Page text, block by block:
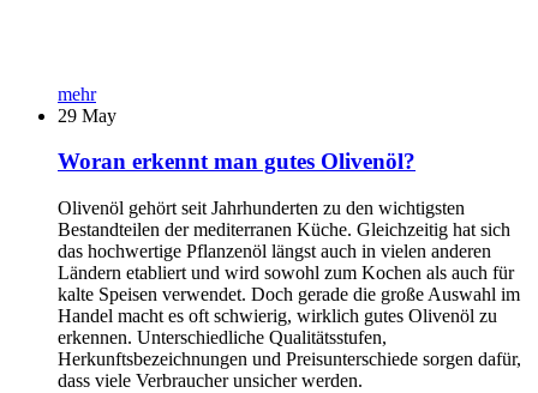
mehr
29 May
Woran erkennt man gutes Olivenöl?
Olivenöl gehört seit Jahrhunderten zu den wichtigsten
Bestandteilen der mediterranen Küche. Gleichzeitig hat sich
das hochwertige Pflanzenöl längst auch in vielen anderen
Ländern etabliert und wird sowohl zum Kochen als auch für
kalte Speisen verwendet. Doch gerade die große Auswahl im
Handel macht es oft schwierig, wirklich gutes Olivenöl zu
erkennen. Unterschiedliche Qualitätsstufen,
Herkunftsbezeichnungen und Preisunterschiede sorgen dafür,
dass viele Verbraucher unsicher werden.